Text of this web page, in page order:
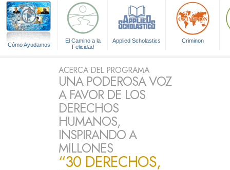
Cómo Ayudamos
El Camino a la
Felicidad
Applied Scholastics Criminon
ACERCA DEL PROGRAMA
UNA PODEROSA VOZ
A FAVOR DE LOS
DERECHOS
HUMANOS,
INSPIRANDO A
MILLONES
“30 DERECHOS,